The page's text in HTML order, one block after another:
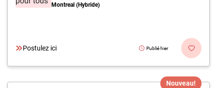
Montreal (Hybride)
Postulez ici Publié hier
Nouveau!